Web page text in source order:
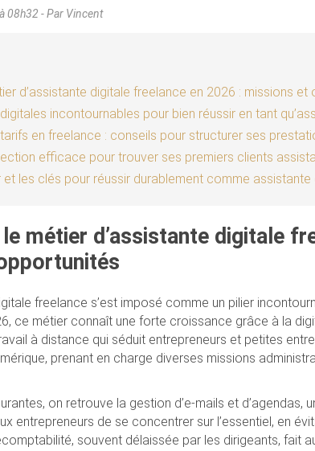
08h32 - Par Vincent
d’assistante digitale freelance en 2026 : missions et
incontournables pour bien réussir en tant
en freelance : conseils pour structurer ses
efficace pour trouver ses premiers clients
et les clés pour réussir durablement comme
métier d’assistante digitale
freelance s’est imposé comme un pilier
ce métier connaît une forte croissance grâce à la
à distance qui séduit entrepreneurs et petites
prenant en charge diverses missions
on retrouve la gestion d’e-mails et
entrepreneurs de se concentrer sur l’essentiel, en
souvent délaissée par les dirigeants, fait